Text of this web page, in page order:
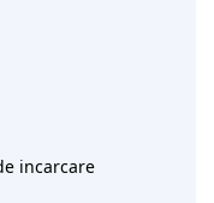
incarcare